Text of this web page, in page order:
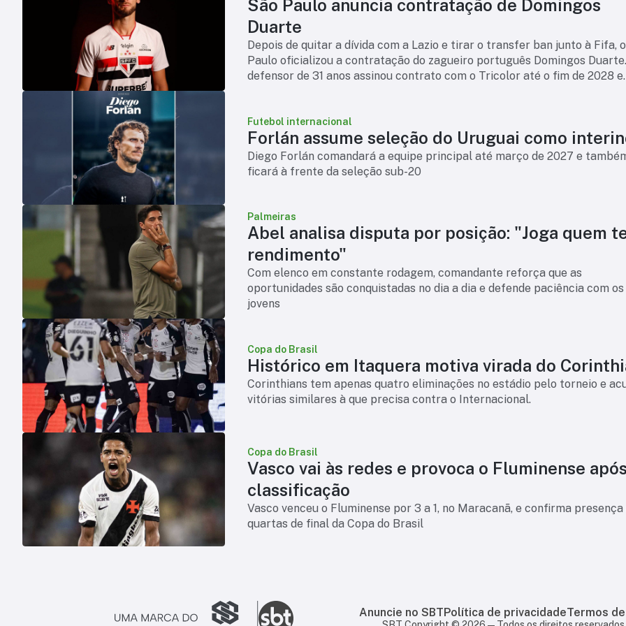
São Paulo anuncia contratação de Domingos
Duarte
Depois de quitar a dívida com a Lazio e tirar o transfer ban junto à Fifa,
Paulo oficializou a contratação do zagueiro português Domingos
defensor de 31 anos assinou contrato com o Tricolor até o fim de 2028 e
Futebol internacional
Forlán assume seleção do Uruguai como
Diego Forlán comandará a equipe principal até março de 2027 e
ficará à frente da seleção sub-20
Palmeiras
Abel analisa disputa por posição: "Joga quem
rendimento"
Com elenco em constante rodagem, comandante reforça que as
oportunidades são conquistadas no dia a dia e defende paciência com os
jovens
Copa do Brasil
Histórico em Itaquera motiva virada do
Corinthians tem apenas quatro eliminações no estádio pelo torneio e
vitórias similares à que precisa contra o Internacional.
Copa do Brasil
Vasco vai às redes e provoca o Fluminense após
classificação
Vasco venceu o Fluminense por 3 a 1, no Maracanã, e confirma presença
quartas de final da Copa do Brasil
Anuncie no SBT Política de privacidadeTermos